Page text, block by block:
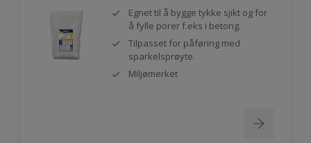
Egnet til å bygge tykke sjikt og for
å fylle porer f.eks i betong.
Tilpasset for påføring med
sparkelsprøyte.
Miljømerket